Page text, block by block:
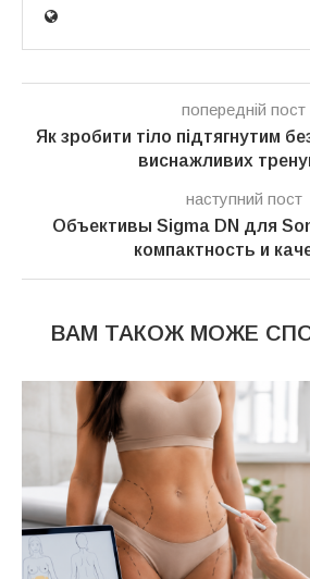
попередній пост
Як зробити тіло підтягнутим
виснажливих
наступний пост
Объективы Sigma DN для
компактность и
ВАМ ТАКОЖ МОЖЕ